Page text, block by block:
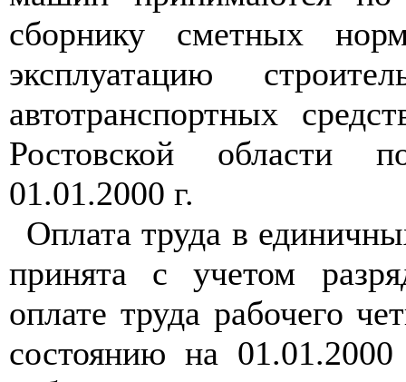
сборнику сметных
эксплуатацию
автотранспортных
Ростовской области
01.01.2000 г.
Оплата труда в
принята с учетом
оплате труда рабочего
состоянию на